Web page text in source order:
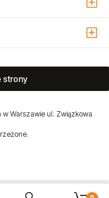
strony
Warszawie ul. Związkowa